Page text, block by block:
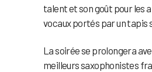
talent et son goût pour les
vocaux portés par un tapis
La soirée se prolongera
meilleurs saxophonistes